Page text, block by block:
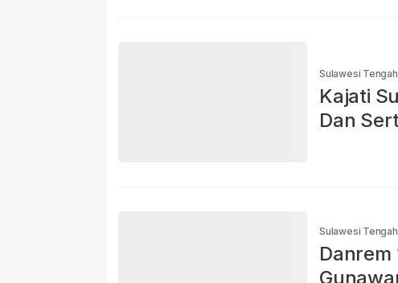
Sulawesi Tengah
Kajati
Dan
Sulawesi Tengah
Danrem